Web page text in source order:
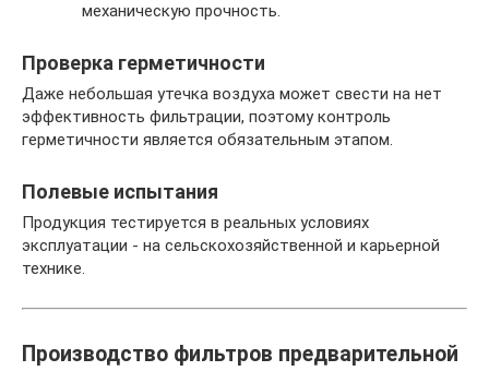
механическую прочность.
Проверка герметичности
Даже небольшая утечка воздуха может свести на нет
эффективность фильтрации, поэтому контроль
герметичности является обязательным этапом.
Полевые испытания
Продукция тестируется в реальных условиях
эксплуатации - на сельскохозяйственной и карьерной
технике.
Производство фильтров предварительной